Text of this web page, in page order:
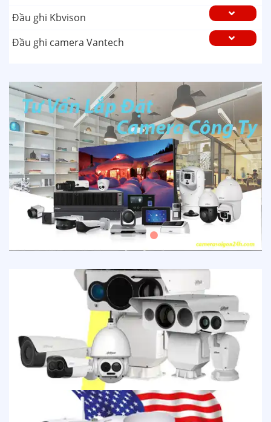
Đầu ghi Kbvison
Đầu ghi camera Vantech